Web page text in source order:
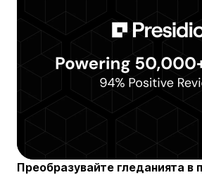
Преобразувайте гледанията в